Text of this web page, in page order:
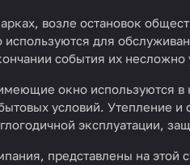
возле остановок
используются для
события их несложно
окно используются в
условий. Утепление и
эксплуатации,
представлены на этой